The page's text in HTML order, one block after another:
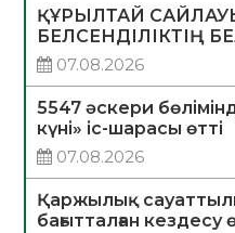
ҚҰРЫЛТАЙ
БЕЛСЕНДІЛІКТІҢ
07.08.2026
5547 әскери
күні» іс-шарасы өтті
07.08.2026
Қаржылық
бағытталған кездесу